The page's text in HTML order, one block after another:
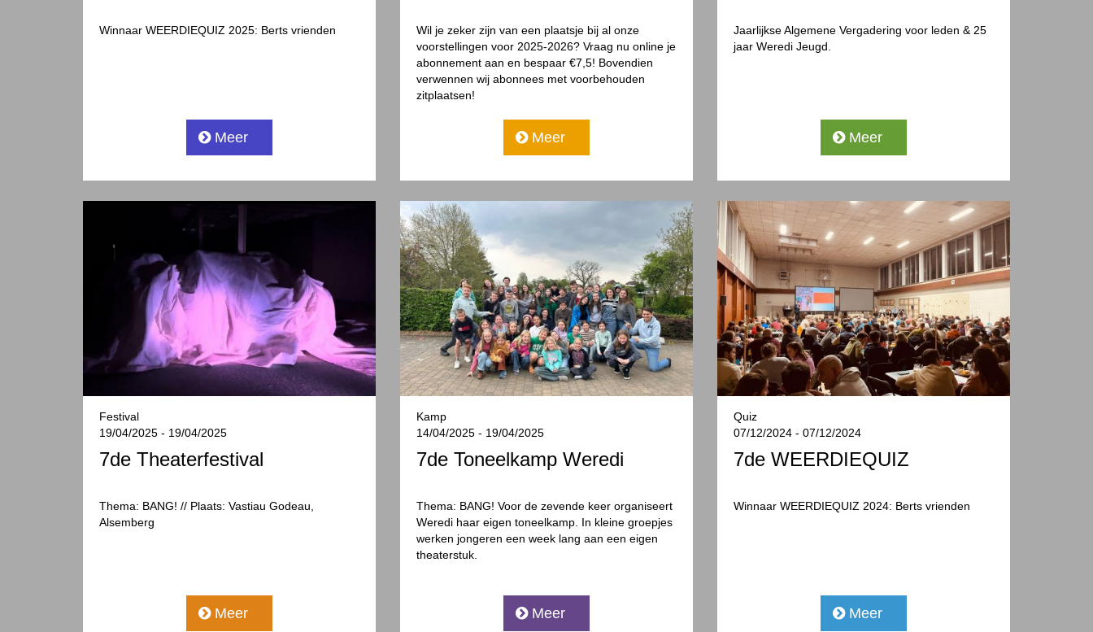
Winnaar WEERDIEQUIZ 2025: Berts vrienden
Meer
Wil je zeker zijn van een plaatsje bij al onze
voorstellingen voor 2025-2026? Vraag nu online je
abonnement aan en bespaar €7,5! Bovendien
verwennen wij abonnees met voorbehouden
zitplaatsen!
Meer
Jaarlijkse Algemene Vergadering voor leden & 25
jaar Weredi Jeugd.
Meer
Festival
19/04/2025 - 19/04/2025
7de Theaterfestival
Thema: BANG! // Plaats: Vastiau Godeau,
Alsemberg
Meer
Kamp
14/04/2025 - 19/04/2025
7de Toneelkamp Weredi
Thema: BANG! Voor de zevende keer organiseert
Weredi haar eigen toneelkamp. In kleine groepjes
werken jongeren een week lang aan een eigen
theaterstuk.
Meer
Quiz
07/12/2024 - 07/12/2024
7de WEERDIEQUIZ
Winnaar WEERDIEQUIZ 2024: Berts vrienden
Meer